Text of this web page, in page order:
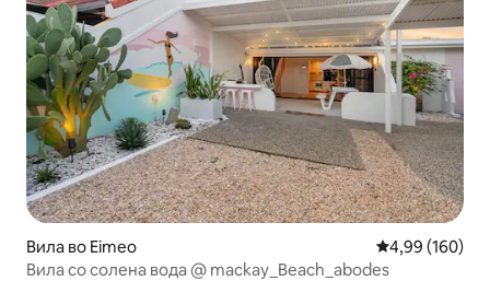
Вила во Eimeo Просечна
4,99 (160)
Вила со солена вода @ mackay_Beach_abodes